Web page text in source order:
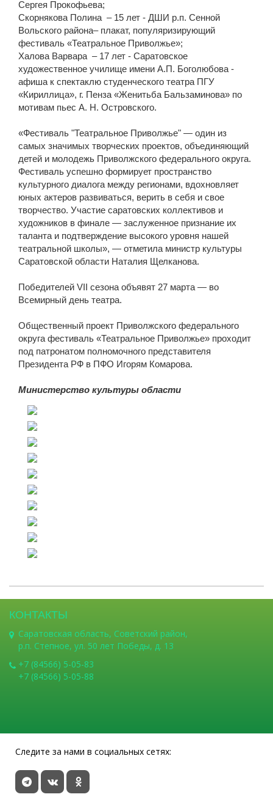
Сергея Прокофьева;
Скорнякова Полина – 15 лет - ДШИ р.п. Сенной
Вольского района– плакат, популяризирующий
фестиваль «Театральное Приволжье»;
Халова Варвара – 17 лет - Саратовское
художественное училище имени А.П. Боголюбова -
афиша к спектаклю студенческого театра ПГУ
«Кириллица», г. Пенза «Женитьба Бальзаминова» по
мотивам пьес А. Н. Островского.
«Фестиваль "Театральное Приволжье" — один из
самых значимых творческих проектов, объединяющий
детей и молодежь Приволжского федерального округа.
Фестиваль успешно формирует пространство
культурного диалога между регионами, вдохновляет
юных актеров развиваться, верить в себя и свое
творчество. Участие саратовских коллективов и
художников в финале — заслуженное признание их
таланта и подтверждение высокого уровня нашей
театральной школы», — отметила министр культуры
Саратовской области Наталия Щелканова.
Победителей VII сезона объявят 27 марта — во
Всемирный день театра.
Общественный проект Приволжского федерального
округа фестиваль «Театральное Приволжье» проходит
под патронатом полномочного представителя
Президента РФ в ПФО Игорям Комарова.
Министерство культуры области
КОНТАКТЫ
Саратовская область, Советский район,
р.п. Степное, ул. 50 лет Победы, д. 13
+7 (84566) 5-05-83
+7 (84566) 5-05-88
Следите за нами в социальных сетях: